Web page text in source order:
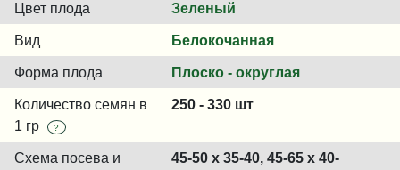
Цвет плода Зеленый
Вид Белокочанная
Форма плода Плоско - округлая
Количество семян в
1 гр
?
250 - 330 шт
Схема посева и
45-50 x 35-40, 45-65 x 40-